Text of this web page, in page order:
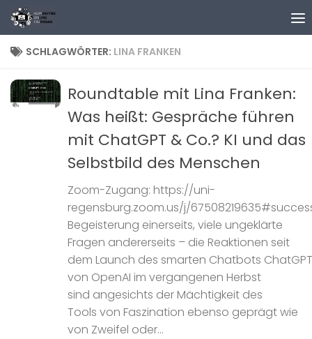
Zum Inhalt springen
SCHLAGWÖRTER: LINA FRANKEN
Roundtable mit Lina Franken:
Was heißt: Gespräche führen
mit ChatGPT & Co.? KI und das
Selbstbild des Menschen
Zoom-Zugang: https://uni-
regensburg.zoom.us/j/
Begeisterung einerseits, viele ungeklärte
Fragen andererseits – die Reaktionen seit
dem Launch des smarten Chatbots ChatGPT
von OpenAI im vergangenen Herbst
sind angesichts der Mächtigkeit des
Tools von Faszination ebenso geprägt wie
von Zweifel oder...